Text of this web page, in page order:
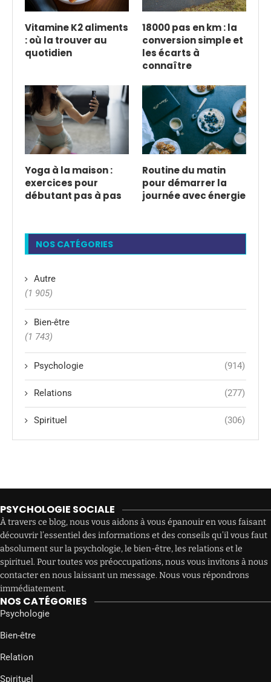
Vitamine K2 aliments
: où la trouver au
quotidien
18000 pas en km : la
conversion simple et
les écarts à
connaître
Yoga à la maison :
exercices pour
débutant pas à pas
Routine du matin
pour démarrer la
journée avec énergie
NOS CATÉGORIES
Autre
(1 905)
Bien-être
(1 743)
Psychologie (914)
Relations (277)
Spirituel (306)
PSYCHOLOGIE SOCIALE
À travers ce blog, nous vous aidons à vous épanouir en vous faisant
découvrir l’essentiel des informations et des conseils qu’il vous faut
absolument sur la psychologie, le bien-être, les relations et le
spirituel. Pour toutes vos préoccupations, nous vous invitons à nous
contacter en nous laissant un message. Nous vous répondrons
immédiatement.
NOS CATÉGORIES
Psychologie
Bien-être
Relation
Spirituel